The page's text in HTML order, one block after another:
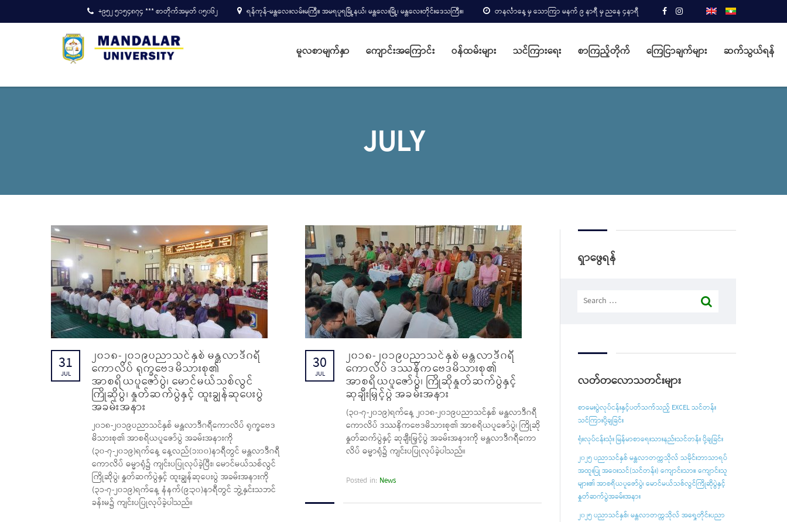
တနင်္လာနေ့ မှ သောကြာ မနက် ၉ နာရီ မှ ညနေ ၄နာရီ
ရန်ကုန်-မန္တလေးလမ်းမကြီး၊ အမရပူရမြို့နယ်၊ မန္တလေးမြို့၊ မန္တလေးတိုင်းဒေသကြီး။
+၉၅၂ ၅၁၅၄၈၇၄ *** စာတိုက်အမှတ် ၀၅၀၆၂
မူလစာမျက်နှာ ကျောင်းအကြောင်း ဝန်ထမ်းများ သင်ကြားရေး စာကြည့်တိုက် ကြေငြာချက်များ ဆက်သွယ်ရန်
JULY
31
JUL
၂၀၁၈-၂၀၁၉ပညာသင်နှစ် မန္တလာဒီဂရီ
ကောလိပ် ရုက္ခဗေဒမိသားစု၏
အာစရိယပူဇော်ပွဲ၊ မောင်မယ်သစ်လွင်
ကြိုဆိုပွဲ၊ နှုတ်ဆက်ပွဲနှင့် ထူးချွန်ဆုပေးပွဲ
အခမ်းအနား
၂၀၁၈-၂၀၁၉ပညာသင်နှစ် မန္တလာဒီဂရီကောလိပ် ရုက္ခဗေဒ
မိသားစု၏ အာစရိယပူဇော်ပွဲ အခမ်းအနားကို
(၃၀-၇-၂၀၁၉)ရက်နေ့ နေ့လည်(၁:၀၀)နာရီတွင် မန္တလာဒီဂရီ
ကောလိပ် ဓမ္မာရုံ၌ ကျင်းပပြုလုပ်ခဲ့ပြီး၊ မောင်မယ်သစ်လွင်
ကြိုဆိုပွဲ၊ နှုတ်ဆက်ပွဲနှင့် ထူးချွန်ဆုပေးပွဲ အခမ်းအနားကို
(၃၁-၇-၂၀၁၉)ရက်နေ့ နံနက်(၉:၃၀)နာရီတွင် ဘွဲ့နှင်းသဘင်
ခန်းမ၌ ကျင်းပပြုလုပ်ခဲ့ပါသည်။
30
JUL
၂၀၁၈-၂၀၁၉ပညာသင်နှစ် မန္တလာဒီဂရီ
ကောလိပ် ဒဿနိကဗေဒမိသားစု၏
အာစရိယပူဇော်ပွဲ၊ ကြိုဆိုနှုတ်ဆက်ပွဲနှင့်
ဆုချီးမြှင့်ပွဲ အခမ်းအနား
(၃၀-၇-၂၀၁၉)ရက်နေ့ ၂၀၁၈-၂၀၁၉ပညာသင်နှစ် မန္တလာဒီဂရီ
ကောလိပ် ဒဿနိကဗေဒမိသားစု၏ အာစရိယပူဇော်ပွဲ၊ ကြိုဆို
နှုတ်ဆက်ပွဲနှင့် ဆုချီးမြှင့်ပွဲ အခမ်းအနားကို မန္တလာဒီဂရီကော
လိပ် ဓမ္မာရုံ၌ ကျင်းပပြုလုပ်ခဲ့ပါသည်။
Posted in: News
ရှာဖွေရန်
Search
လတ်တလောသတင်းများ
စာမေးပွဲလုပ်ငန်းနှင့်ပတ်သက်သည့် EXCEL သင်တန်း
သင်ကြားပို့ချခြင်း
ရုံးလုပ်ငန်းသုံး မြန်မာစာရေးသားနည်းသင်တန်း ပို့ချခြင်း
၂၀၂၅ ပညာသင်နှစ် မန္တလာတက္ကသိုလ် သမိုင်းဘာသာရပ်
အထူးပြု အဝေးသင်(သင်တန်း) ကျောင်းသား၊ ကျောင်းသူ
များ၏ အာစရိယပူဇော်ပွဲ၊ မောင်မယ်သစ်လွင်ကြိုဆိုပွဲနှင့်
နှုတ်ဆက်ပွဲအခမ်းအနား
၂၀၂၅ ပညာသင်နှစ်၊ မန္တလာတက္ကသိုလ် အရှေ့တိုင်းပညာ